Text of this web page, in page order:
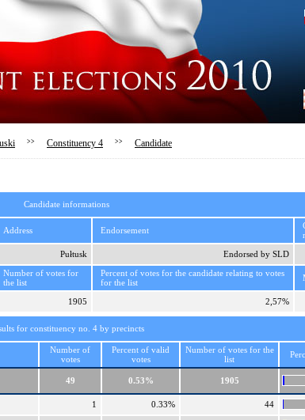
>> Constituency 4 >> Candidate
Candidate informations
Address Endorsement
Pułtusk Endorsed by SLD
Number of votes for
the list
Percent of votes for the candidate relating to votes
for the list
1905 2,57%
for constituency no. 4 by precincts
Number of
votes
Percent of valid
votes
Number of votes for the
list
49 0.53% 1905
1 0.33% 44